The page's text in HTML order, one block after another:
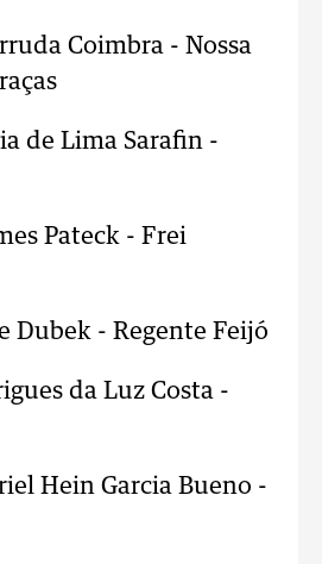
Coimbra - Nossa
de Lima Sarafin -
Pateck - Frei
Dubek - Regente Feijó
da Luz Costa -
Hein Garcia Bueno -